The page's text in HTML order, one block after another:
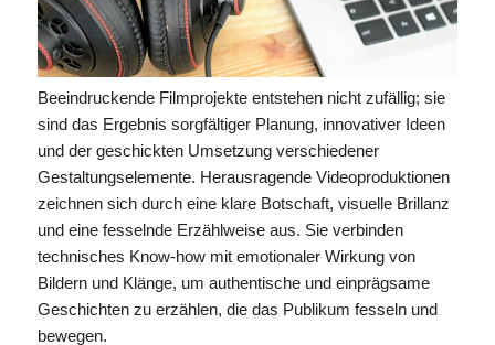
Beeindruckende Filmprojekte entstehen nicht zufällig; sie
sind das Ergebnis sorgfältiger Planung, innovativer Ideen
und der geschickten Umsetzung verschiedener
Gestaltungselemente. Herausragende Videoproduktionen
zeichnen sich durch eine klare Botschaft, visuelle Brillanz
und eine fesselnde Erzählweise aus. Sie verbinden
technisches Know-how mit emotionaler Wirkung von
Bildern und Klänge, um authentische und einprägsame
Geschichten zu erzählen, die das Publikum fesseln und
bewegen.